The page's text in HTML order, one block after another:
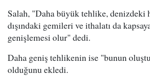
Salah, "Daha büyük tehlike, denizdeki
dışındaki gemileri ve ithalatı da
genişlemesi olur" dedi.
Daha geniş tehlikenin ise "bunun
olduğunu ekledi.